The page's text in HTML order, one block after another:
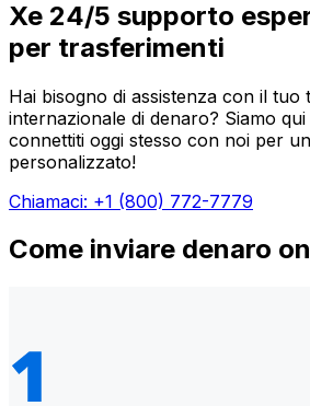
Xe 24/5 supporto
per trasferimenti
Hai bisogno di assistenza con il tuo
internazionale di denaro? Siamo
connettiti oggi stesso con noi per
personalizzato!
Chiamaci: +1 (800) 772-7779
Come inviare denaro